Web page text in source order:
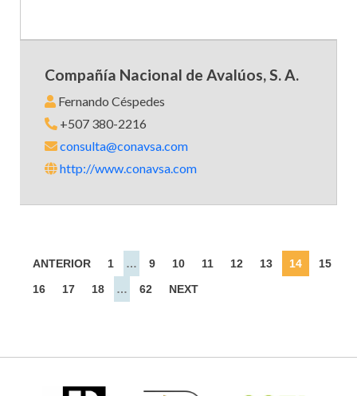
Compañía Nacional de Avalúos, S. A.
Fernando Céspedes
+507 380-2216
consulta@conavsa.com
http://www.conavsa.com
ANTERIOR 1 … 9 10 11 12 13 14
15
16
17 18 … 62 NEXT